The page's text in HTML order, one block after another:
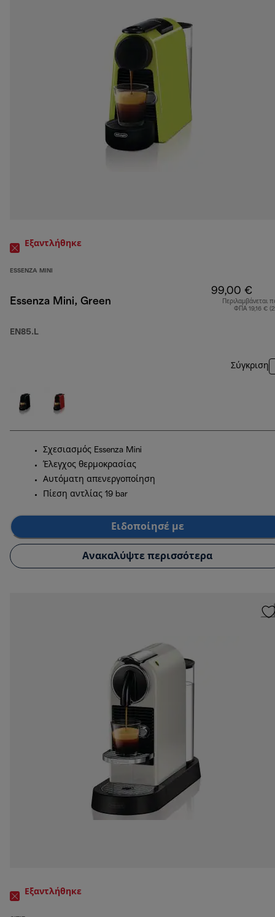
Εξαντλήθηκε
ESSENZA MINI
Essenza Mini, Green
EN85.L
99,00 €
Περιλαμβάνεται
ΦΠΑ 19,16 €
Σύγκριση
Σχεσιασμός Essenza Mini
Έλεγχος θερμοκρασίας
Αυτόματη απενεργοποίηση
Πίεση αντλίας 19 bar
Ειδοποίησέ με
Ανακαλύψτε περισσότερα
Εξαντλήθηκε